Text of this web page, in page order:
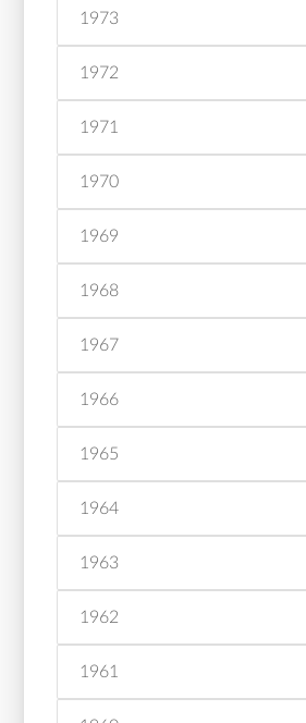
1973
1972
1971
1970
1969
1968
1967
1966
1965
1964
1963
1962
1961